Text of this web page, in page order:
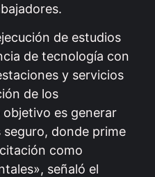
de estudios
de tecnología con
y servicios
de los
es generar
donde prime
como
señaló el